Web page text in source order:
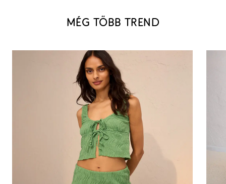
MÉG TÖBB TREND